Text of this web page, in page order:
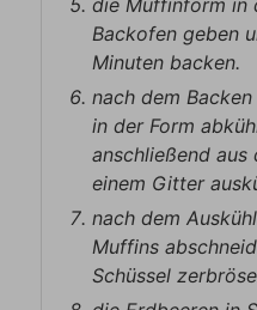
Backofen geben
Minuten backen.
nach dem
in der Form
anschließend aus
einem Gitter
nach dem
Muffins
Schüssel